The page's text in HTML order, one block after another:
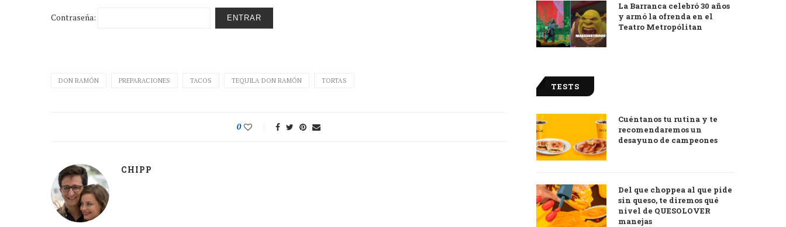
Contraseña:
DON RAMÓN PREPARACIONES TACOS TEQUILA DON RAMÓN TORTAS
0
CHIPP
La Barranca celebró 30 años
y armó la ofrenda en el
Teatro Metropólitan
TESTS
Cuéntanos tu rutina y te
recomendaremos un
desayuno de campeones
Del que choppea al que pide
sin queso, te diremos qué
nivel de QUESOLOVER
manejas